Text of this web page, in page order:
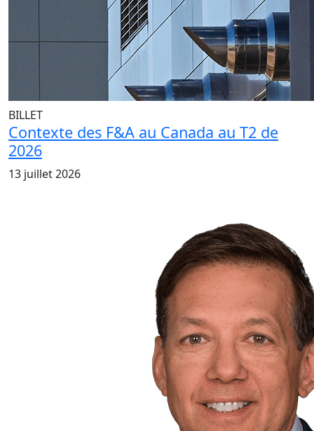
BILLET
Contexte des F&A au Canada au T2 de
2026
13 juillet 2026